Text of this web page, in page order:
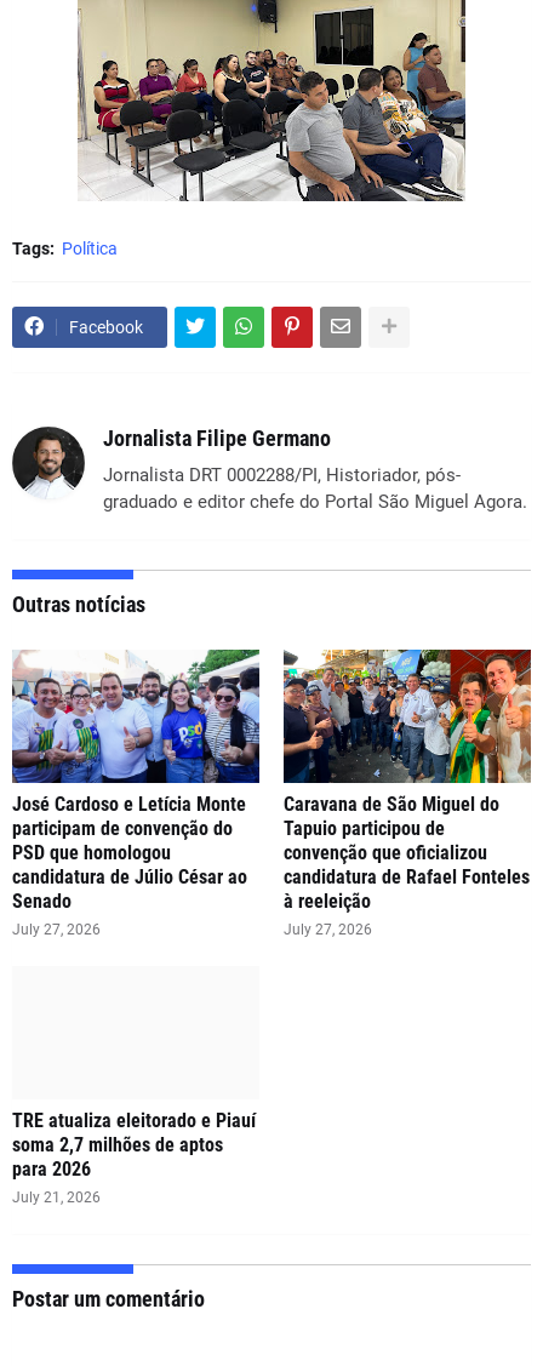
Tags: Política
Facebook
Jornalista Filipe Germano
Jornalista DRT 0002288/PI, Historiador, pós-
graduado e editor chefe do Portal São Miguel Agora.
Outras notícias
José Cardoso e Letícia Monte
participam de convenção do
PSD que homologou
candidatura de Júlio César ao
Senado
July 27, 2026
Caravana de São Miguel do
Tapuio participou de
convenção que oficializou
candidatura de Rafael Fonteles
à reeleição
July 27, 2026
TRE atualiza eleitorado e Piauí
soma 2,7 milhões de aptos
para 2026
July 21, 2026
Postar um comentário